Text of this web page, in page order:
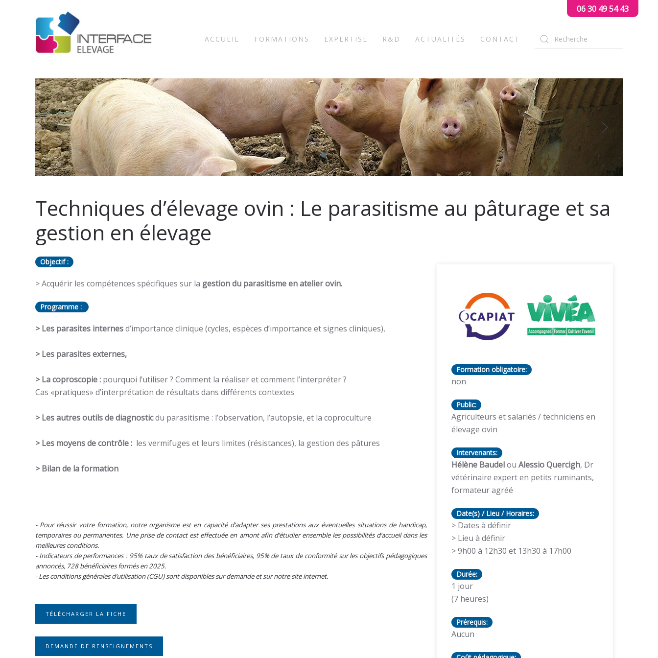
06 30 49 54 43
ACCUEIL FORMATIONS EXPERTISE R&D ACTUALITÉS CONTACT
Techniques d’élevage ovin : Le parasitisme au pâturage et sa
gestion en élevage
Formation obligatoire:
non
Public:
Agriculteurs et salariés / techniciens en
élevage ovin
Intervenants:
Hélène Baudelou Alessio Quercigh, Dr
vétérinaire expert en petits ruminants,
formateur agréé
Date(s) / Lieu / Horaires:
> Dates à définir
> Lieu à définir
> 9h00 à 12h30 et 13h30 à 17h00
Durée:
1 jour
(7 heures)
Prérequis:
Aucun
Objectif :
> Acquérir les compétences spécifiques sur la gestion du parasitisme en atelier ovin.
Programme :
> Les parasites internesd’importance clinique (cycles, espèces d’importance et signes cliniques),
> Les parasites externes,
> La coproscopie : pourquoi l’utiliser ? Comment la réaliser et comment l’interpréter ?
Cas «pratiques» d’interprétation de résultats dans différents contextes
> Les autres outils de diagnosticdu parasitisme : l’observation, l’autopsie, et la coproculture
> Les moyens de contrôle : les vermifuges et leurs limites (résistances), la gestion des pâtures
> Bilan de la formation
- Pour réussir votre formation, notre organisme est en capacité d’adapter ses prestations aux éventuelles situations de handicap,
temporaires ou permanentes. Une prise de contact est effectuée en amont afin d’étudier ensemble les possibilités d’accueil dans les
meilleures conditions.
- Indicateurs de performances : 95% taux de satisfaction des bénéficiaires, 95% de taux de conformité sur les objectifs pédagogiques
annoncés, 728 bénéficiaires formés en 2025.
- Les conditions générales d’utilisation (CGU) sont disponibles sur demande et sur notre site internet.
TÉLÉCHARGER LA FICHE
DEMANDE DE RENSEIGNEMENTS